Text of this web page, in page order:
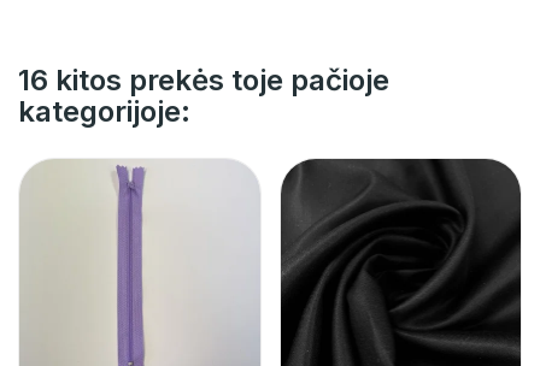
16 kitos prekės toje pačioje
kategorijoje: